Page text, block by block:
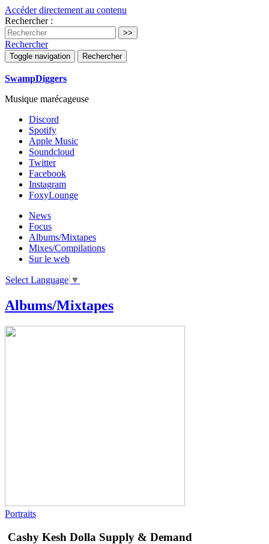
Accéder directement au contenu
Rechercher :
Rechercher
Toggle navigation Rechercher
SwampDiggers
Musique marécageuse
Discord
Spotify
Apple Music
Soundcloud
Twitter
Facebook
Instagram
FoxyLounge
News
Focus
Albums/Mixtapes
Mixes/Compilations
Sur le web
Select Language ▼
Albums/Mixtapes
Portraits
Cashy Kesh Dolla Supply & Demand